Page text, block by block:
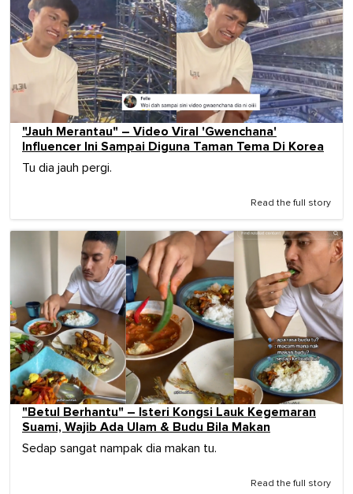
"Jauh Merantau" – Video Viral 'Gwenchana'
Influencer Ini Sampai Diguna Taman Tema Di Korea
Tu dia jauh pergi.
Read the full story
"Betul Berhantu" – Isteri Kongsi Lauk Kegemaran
Suami, Wajib Ada Ulam & Budu Bila Makan
Sedap sangat nampak dia makan tu.
Read the full story